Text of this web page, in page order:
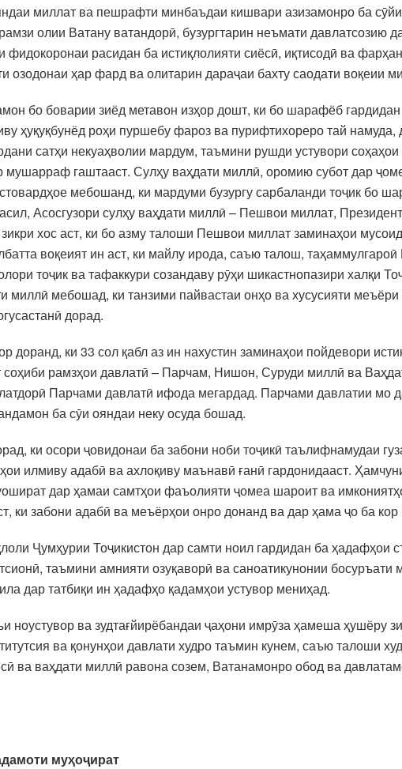
миллат ва пешрафти минбаъдаи кишвари азизамонро ба
олии Ватану ватандорӣ, бузургтарин неъмати давлатсозию
фидокоронаи расидан ба истиқлолияти сиёсӣ, иқтисодӣ ва
озодонаи ҳар фард ва олитарин дараҷаи бахту саодати воқеии
бо боварии зиёд метавон изҳор дошт, ки бо шарафёб
ҳуқуқбунёд роҳи пуршебу фароз ва пурифтихореро тай
сатҳи некуаҳволии мардум, таъмини рушди устувори
мушарраф гаштааст. Сулҳу ваҳдати миллӣ, оромию субот дар
мебошанд, ки мардуми бузургу сарбаланди тоҷик бо
Асосгузори сулҳу ваҳдати миллӣ – Пешвои миллат,
хос аст, ки бо азму талоши Пешвои миллат заминаҳои
воқеият ин аст, ки майлу ирода, саъю талош,
тоҷик ва тафаккури созандаву рӯҳи шикастнопазири халқи
миллӣ мебошад, ки танзими пайвастаи онҳо ва хусусияти
дорад.
ки 33 сол қабл аз ин нахустин заминаҳои пойдевори
рамзҳои давлатӣ – Парчам, Нишон, Суруди миллӣ ва
Парчами давлатӣ ифода мегардад. Парчами давлатии мо
ба сӯи ояндаи неку осуда бошад.
ки осори ҷовидонаи ба забони ноби тоҷикӣ таълифнамудаи
илмиву адабӣ ва ахлоқиву маънавӣ ғанӣ гардонидааст.
дар ҳамаи самтҳои фаъолияти ҷомеа шароит ва
ки забони адабӣ ва меъёрҳои онро донанд ва дар ҳама ҷо ба кор
Ҷумҳурии Тоҷикистон дар самти ноил гардидан ба ҳадафҳои
таъмини амнияти озуқаворӣ ва саноатикунонии босуръати
дар татбиқи ин ҳадафҳо қадамҳои устувор мениҳад.
ноустувор ва зудтағйирёбандаи ҷаҳони имрӯза ҳамеша ҳушёру
ва қонунҳои давлати худро таъмин кунем, саъю талоши
ва ваҳдати миллӣ равона созем, Ватанамонро обод ва
муҳоҷират